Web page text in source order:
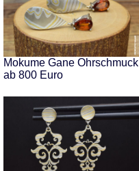
Mokume Gane Ohrschmuck
ab 800 Euro